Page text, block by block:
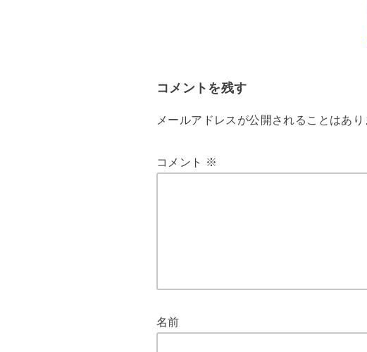
コメントを残す
メールアドレスが公開されることはあり
コメント ※
名前